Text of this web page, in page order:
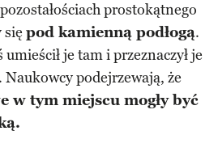
prostokątnego
się pod kamienną podłogą.
je tam i przeznaczył je
podejrzewają, że
w tym miejscu mogły być